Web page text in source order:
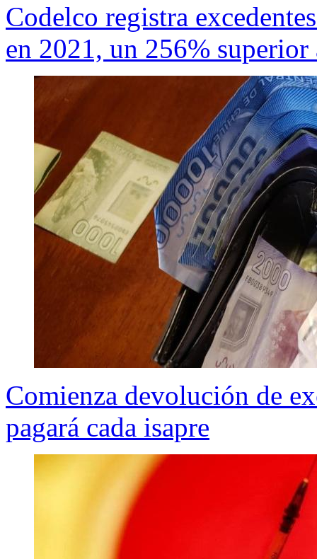
Codelco registra
en 2021, un 256% superior
Comienza devolución de
pagará cada isapre